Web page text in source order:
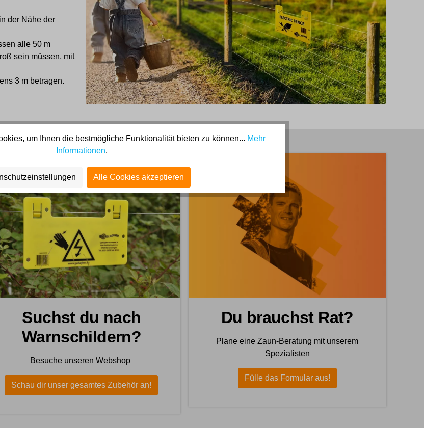
der Nähe der
alle 50 m
sein müssen, mit
3 m betragen.
Suchst du nach
Warnschildern?
Besuche unseren Webshop
Schau dir unser gesamtes Zubehör an!
Du brauchst Rat?
Plane eine Zaun-Beratung mit unserem
Spezialisten
Fülle das Formular aus!
um Ihnen die bestmögliche Funktionalität bieten zu können... Mehr
Informationen.
Alle Cookies akzeptieren